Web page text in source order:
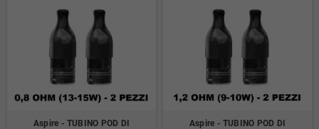
Aspire - TUBINO POD DI
Aspire - TUBINO POD DI